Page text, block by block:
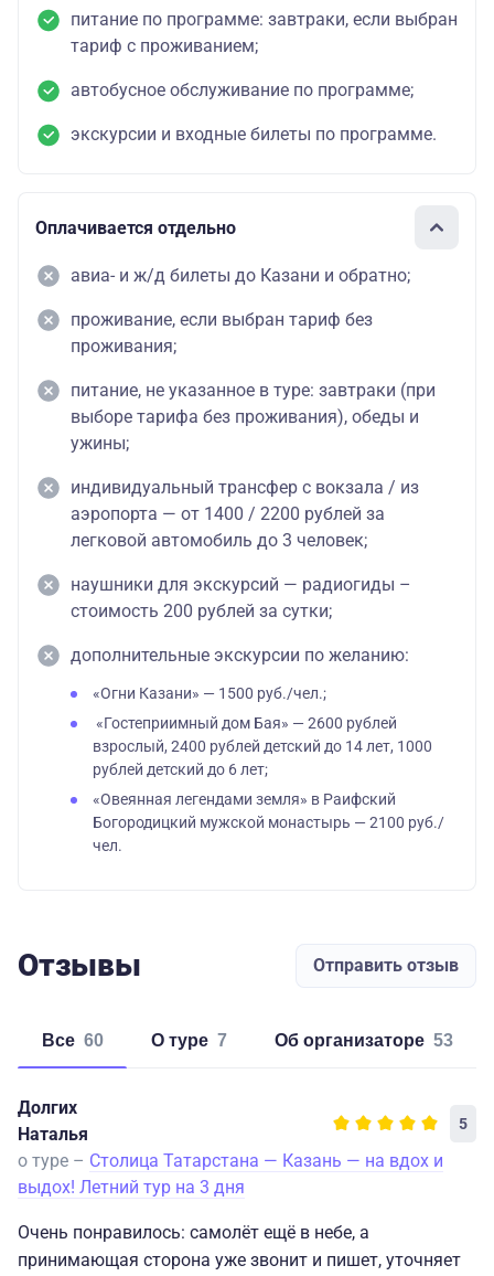
номер
10.06.2026
18.06.2026-
руб.
18758
номер
праздничный
13.05.2026;
11.06.2026-
питание по программе: завтраки, если выбран
тариф с проживанием;
автобусное обслуживание по программе;
экскурсии и входные билеты по программе.
Оплачивается отдельно
авиа- и ж/д билеты до Казани и обратно;
проживание, если выбран тариф без
проживания;
питание, не указанное в туре: завтраки (при
выборе тарифа без проживания), обеды и
ужины;
индивидуальный трансфер с вокзала / из
аэропорта — от 1400 / 2200 рублей за
легковой автомобиль до 3 человек;
наушники для экскурсий — радиогиды –
стоимость 200 рублей за сутки;
дополнительные экскурсии по желанию:
«Огни Казани» — 1500 руб./чел.;
«Гостеприимный дом Бая» — 2600 рублей
взрослый, 2400 рублей детский до 14 лет, 1000
рублей детский до 6 лет;
«Овеянная легендами земля» в Раифский
Богородицкий мужской монастырь — 2100 руб./
чел.
Отзывы Отправить отзыв
Все 60 о туре 7 об организаторе 53
Долгих
Наталья
5
о туре – Столица Татарстана — Казань — на вдох и
выдох! Летний тур на 3 дня
Очень понравилось: самолёт ещё в небе, а
принимающая сторона уже звонит и пишет, уточняет